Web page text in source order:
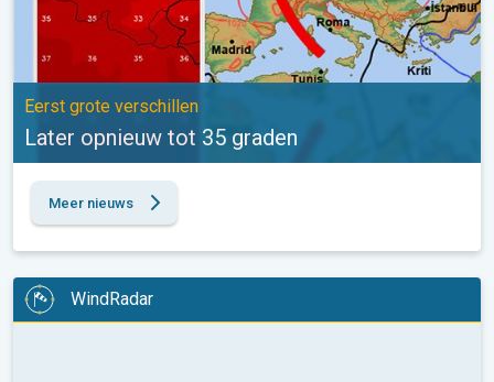
Eerst grote verschillen
Later opnieuw tot 35 graden
Meer nieuws
WindRadar